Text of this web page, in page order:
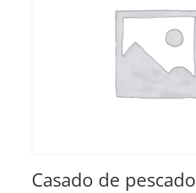
Casado de pescado